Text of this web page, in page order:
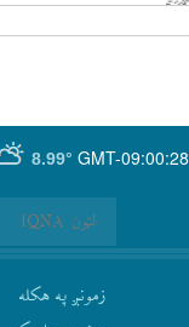
GMT-09:00:28
8.99°
زمونږ په هکله